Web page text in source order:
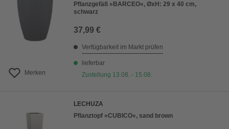
Merken
Pflanzgefäß »BARCEO«, ØxH: 29 x 40 cm,
schwarz
37,99 €
Verfügbarkeit im Markt prüfen
lieferbar
Zustellung 13.08. - 15.08.
LECHUZA
Pflanztopf »CUBICO«, sand brown